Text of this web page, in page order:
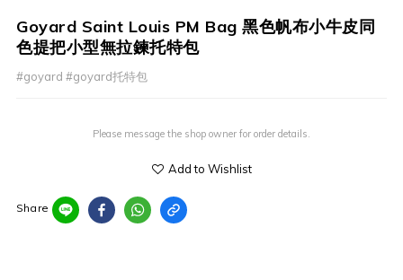
Goyard Saint Louis PM Bag 黑色帆布小牛皮同
色提把小型無拉鍊托特包
#goyard #goyard托特包
Please message the shop owner for order details.
Add to Wishlist
Share